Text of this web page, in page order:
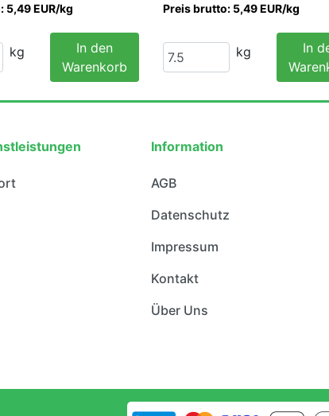
5,49 EUR/kg
kg
In den
Warenkorb
Preis brutto: 5,49 EUR/kg
kg
In
Information
AGB
Datenschutz
Impressum
Kontakt
Über Uns